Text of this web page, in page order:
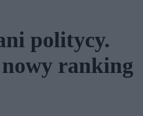
politycy.
ranking